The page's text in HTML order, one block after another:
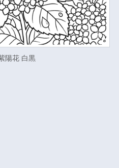
陽花 白黒